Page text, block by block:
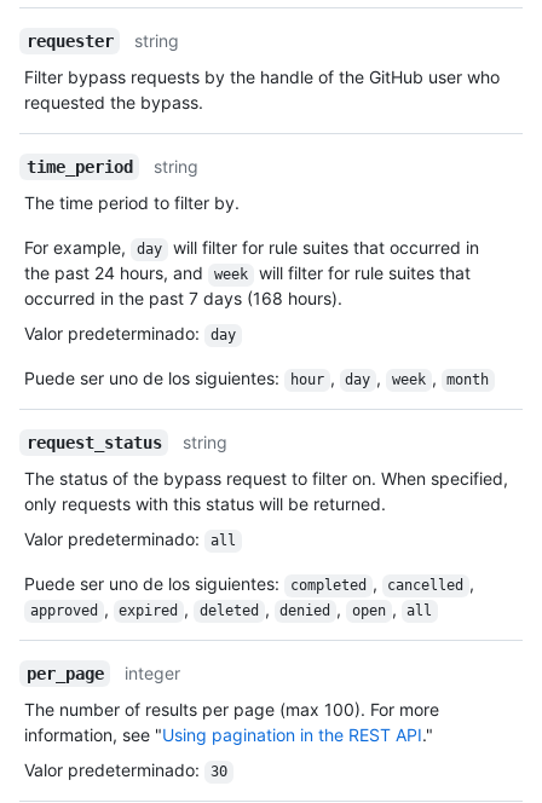
requester
string
Filter bypass requests by the handle of the GitHub user who
requested the bypass.
time_period
string
The time period to filter by.
For example, day
will filter for rule suites that occurred in
the past 24 hours, and
week
will filter for rule suites that
occurred in the past 7 days (168 hours).
Valor predeterminado: day
Puede ser uno de los siguientes: hour , day , week , month
request_status
string
The status of the bypass request to filter on. When specified,
only requests with this status will be returned.
Valor predeterminado: all
Puede ser uno de los siguientes: completed , cancelled ,
approved , expired , deleted , denied , open , all
per_page
integer
The number of results per page (max 100). For more
information, see "Using pagination in the REST API."
Valor predeterminado: 30